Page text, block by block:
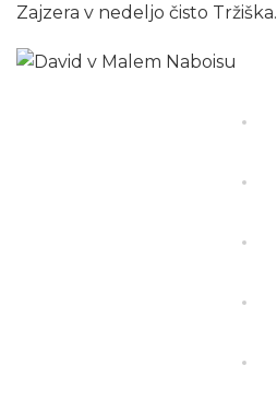
Zajzera v nedeljo čisto Tržiška.